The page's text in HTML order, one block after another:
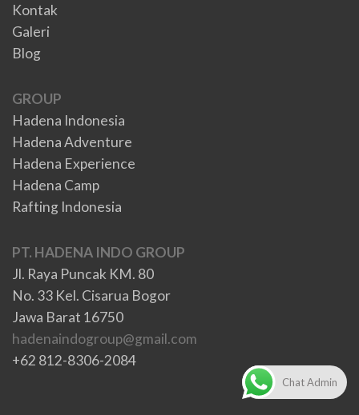
Kontak
Galeri
Blog
GROUP
Hadena Indonesia
Hadena Adventure
Hadena Experience
Hadena Camp
Rafting Indonesia
PT. HADENA INDO GROUP
Jl. Raya Puncak KM. 80
No. 33 Kel. Cisarua Bogor
Jawa Barat 16750
hadenaindogroup@gmail.com
+62 812-8306-2084
Chat Admin